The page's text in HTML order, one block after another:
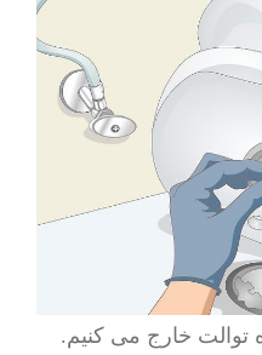
توالت خارج می کنیم.